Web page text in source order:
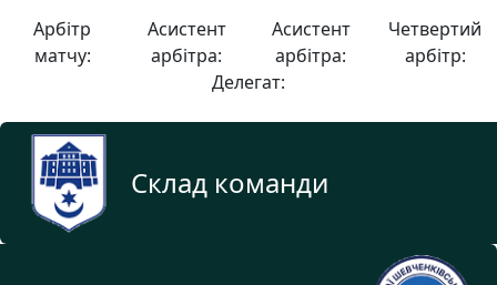
Арбітр
матчу:
Асистент
арбітра:
Асистент
арбітра:
Четвертий
арбітр:
Делегат:
Склад команди